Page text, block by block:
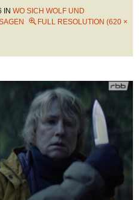
IN WO SICH WOLF UND
FULL RESOLUTION (620 ×